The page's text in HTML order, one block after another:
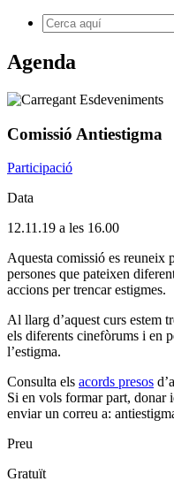
Agenda
Comissió Antiestigma
Participació
Data
12.11.19 a les 16.00
Aquesta comissió es reuneix
persones que pateixen
accions per trencar estigmes.
Al llarg d’aquest curs estem
els diferents cinefòrums i en
l’estigma.
Consulta els acords presos
Si en vols formar part, donar
enviar un correu a:
Preu
Gratuït